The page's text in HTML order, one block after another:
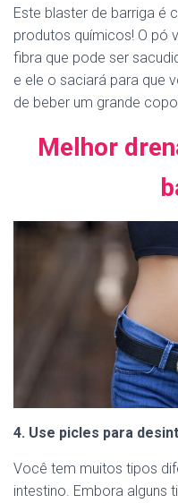
Este blaster de barriga é
produtos químicos! O pó
fibra que pode ser
e ele o saciará para que
de beber um grande
Melhor
4. Use picles para
Você tem muitos tipos
intestino. Embora alguns